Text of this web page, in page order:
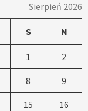
Sierpień 2026
S N
1 2
8 9
15 16